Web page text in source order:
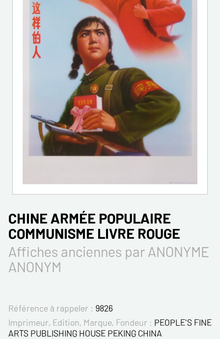
CHINE ARMÉE POPULAIRE
COMMUNISME LIVRE ROUGE
Affiches anciennes par ANONYME
ANONYM
Référence à rappeler : 9826
Imprimeur, Edition, Marque, Fondeur : PEOPLE'S FINE
ARTS PUBLISHING HOUSE PEKING CHINA